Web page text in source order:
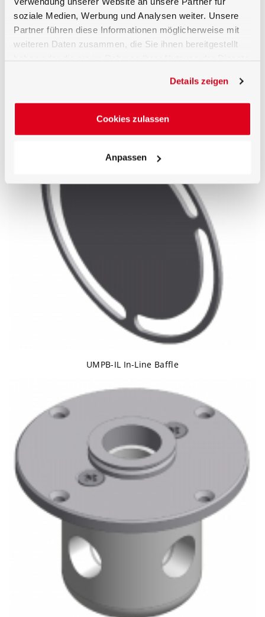
soziale Medien, Werbung und Analysen weiter. Unsere
Partner führen diese Informationen möglicherweise mit
weiteren Daten zusammen, die Sie ihnen bereitgestellt
Details zeigen
Cookies zulassen
Anpassen
UMPB-TD Zwei-Richtungs-Baffle auf Ständer
UMPB-IL In-Line Baffle